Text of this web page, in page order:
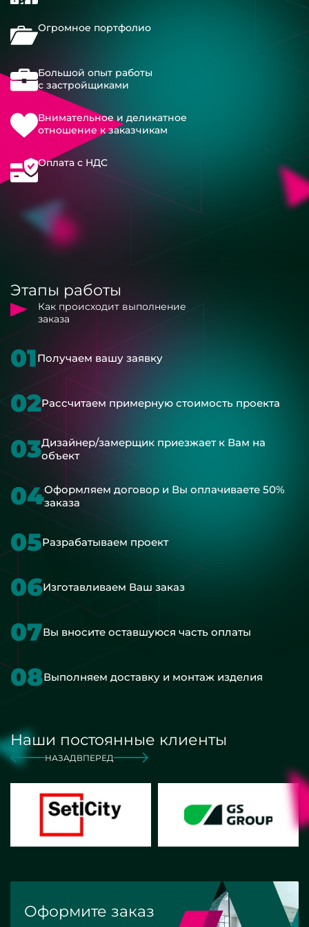
Огромное портфолио
Большой опыт работы
с застройщиками
Внимательное и деликатное
отношение к заказчикам
Оплата с НДС
Этапы работы
Как происходит выполнение
заказа
01Получаем вашу заявку
02Рассчитаем примерную стоимость проекта
03Дизайнер/замерщик приезжает к Вам на
объект
04Оформляем договор и Вы оплачиваете 50%
заказа
05Разрабатываем проект
06Изготавливаем Ваш заказ
07Вы вносите оставшуюся часть оплаты
08Выполняем доставку и монтаж изделия
Наши постоянные клиенты
НАЗАД ВПЕРЕД
Оформите заказ